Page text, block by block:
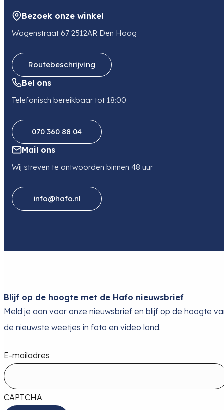
Kleur
Zwart
Bezoek onze winkel
Wagenstraat 67 2512AR Den Haag
Routebeschrijving
Bel ons
Telefonisch bereikbaar tot 18:00
070 360 88 04
Mail ons
Wij streven te antwoorden binnen 48 uur
info@hafo.nl
Blijf op de hoogte met de Hafo nieuwsbrief
Meld je aan voor onze nieuwsbrief en blijf op de hoogte
de nieuwste weetjes in foto en video land.
E-mailadres
CAPTCHA